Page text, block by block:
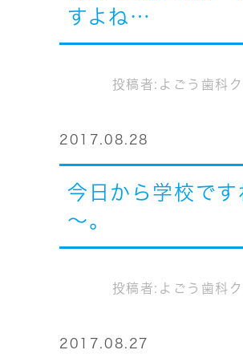
すよね…
投稿者: よごう歯科
2017.08.28
今日から学校です
～。
投稿者: よごう歯科
2017.08.27